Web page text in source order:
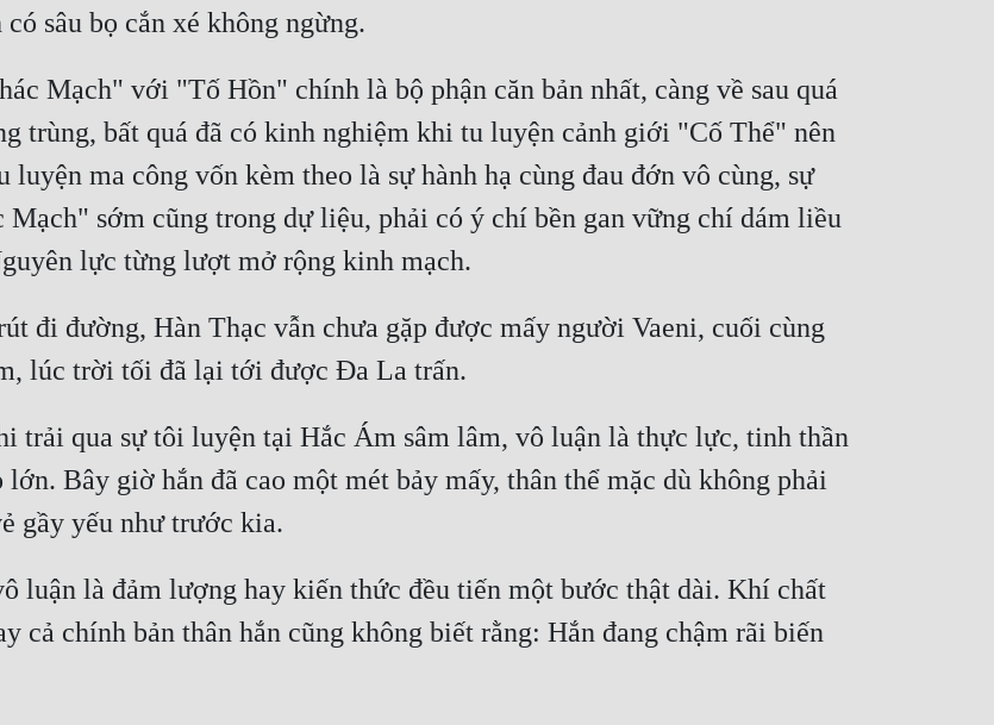
sâu bọ cắn xé không ngừng.
Mạch" với "Tố Hồn" chính là bộ phận căn bản nhất, càng về sau quá
trùng, bất quá đã có kinh nghiệm khi tu luyện cảnh giới "Cố Thể" nên
ma công vốn kèm theo là sự hành hạ cùng đau đớn vô cùng, sự
sớm cũng trong dự liệu, phải có ý chí bền gan vững chí dám liều
lực từng lượt mở rộng kinh mạch.
đi đường, Hàn Thạc vẫn chưa gặp được mấy người Vaeni, cuối cùng
lúc trời tối đã lại tới được Đa La trấn.
trải qua sự tôi luyện tại Hắc Ám sâm lâm, vô luận là thực lực, tinh thần
Bây giờ hắn đã cao một mét bảy mấy, thân thể mặc dù không phải
gầy yếu như trước kia.
luận là đảm lượng hay kiến thức đều tiến một bước thật dài. Khí chất
cả chính bản thân hắn cũng không biết rằng: Hắn đang chậm rãi biến